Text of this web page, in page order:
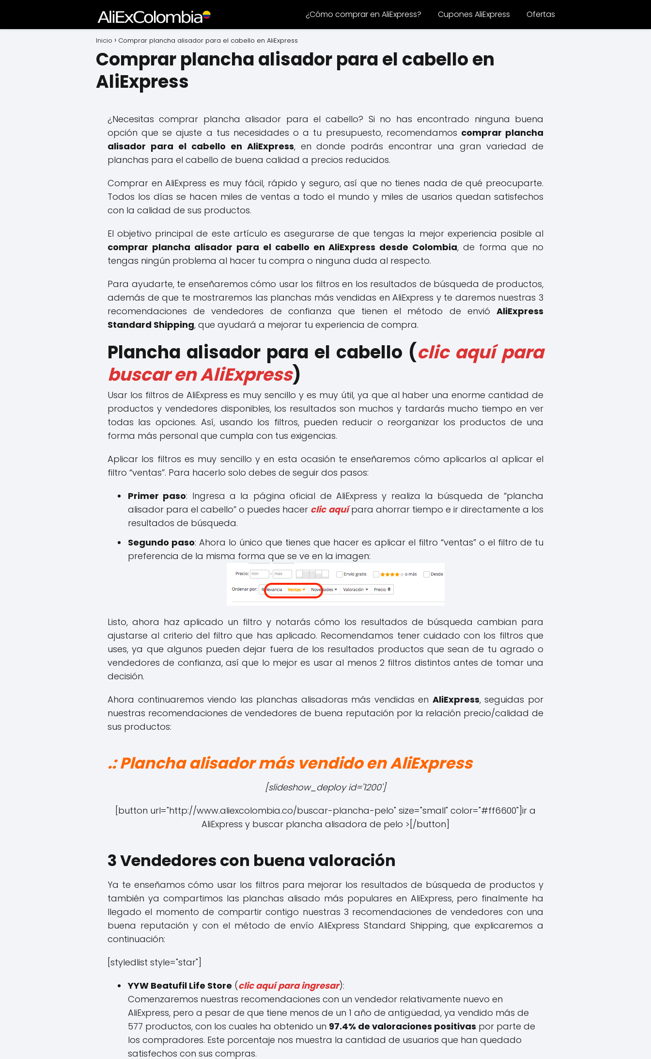
¿Cómo comprar en AliExpress? Cupones AliExpress Ofertas
Inicio Comprar plancha alisador para el cabello en AliExpress
Comprar plancha alisador para el cabello en
AliExpress
¿Necesitas comprar plancha alisador para el cabello? Si no has encontrado ninguna buena
opción que se ajuste a tus necesidades o a tu presupuesto, recomendamos comprar plancha
alisador para el cabello en AliExpress, en donde podrás encontrar una gran variedad de
planchas para el cabello de buena calidad a precios reducidos.
Comprar en AliExpress es muy fácil, rápido y seguro, así que no tienes nada de qué preocuparte.
Todos los días se hacen miles de ventas a todo el mundo y miles de usarios quedan satisfechos
con la calidad de sus productos.
El objetivo principal de este artículo es asegurarse de que tengas la mejor experiencia posible al
comprar plancha alisador para el cabello en AliExpress desde Colombia, de forma que no
tengas ningún problema al hacer tu compra o ninguna duda al respecto.
Para ayudarte, te enseñaremos cómo usar los filtros en los resultados de búsqueda de productos,
además de que te mostraremos las planchas más vendidas en AliExpress y te daremos nuestras 3
recomendaciones de vendedores de confianza que tienen el método de envió AliExpress
Standard Shipping, que ayudará a mejorar tu experiencia de compra.
Plancha alisador para el cabello (clic aquí para
buscar en AliExpress)
Usar los filtros de AliExpress es muy sencillo y es muy útil, ya que al haber una enorme cantidad de
productos y vendedores disponibles, los resultados son muchos y tardarás mucho tiempo en ver
todas las opciones. Así, usando los filtros, pueden reducir o reorganizar los productos de una
forma más personal que cumpla con tus exigencias.
Aplicar los filtros es muy sencillo y en esta ocasión te enseñaremos cómo aplicarlos al aplicar el
filtro “ventas”. Para hacerlo solo debes de seguir dos pasos:
Primer paso: Ingresa a la página oficial de AliExpress y realiza la búsqueda de “plancha
alisador para el cabello” o puedes hacer clic aquí para ahorrar tiempo e ir directamente a los
resultados de búsqueda.
Segundo paso: Ahora lo único que tienes que hacer es aplicar el filtro “ventas” o el filtro de tu
preferencia de la misma forma que se ve en la imagen:
Listo, ahora haz aplicado un filtro y notarás cómo los resultados de búsqueda cambian para
ajustarse al criterio del filtro que has aplicado. Recomendamos tener cuidado con los filtros que
uses, ya que algunos pueden dejar fuera de los resultados productos que sean de tu agrado o
vendedores de confianza, así que lo mejor es usar al menos 2 filtros distintos antes de tomar una
decisión.
Ahora continuaremos viendo las planchas alisadoras más vendidas en AliExpress, seguidas por
nuestras recomendaciones de vendedores de buena reputación por la relación precio/calidad de
sus productos:
.: Plancha alisador más vendido en AliExpress
[slideshow_deploy id='1200']
[button url="http://www.aliexcolombia.co/buscar-plancha-pelo" size="small" color="#ff6600"]ir a
AliExpress y buscar plancha alisadora de pelo >[/button]
3 Vendedores con buena valoración
Ya te enseñamos cómo usar los filtros para mejorar los resultados de búsqueda de productos y
también ya compartimos las planchas alisado más populares en AliExpress, pero finalmente ha
llegado el momento de compartir contigo nuestras 3 recomendaciones de vendedores con una
buena reputación y con el método de envío AliExpress Standard Shipping, que explicaremos a
continuación:
[styledlist style="star"]
YYW Beatufil Life Store (clic aquí para ingresar):
Comenzaremos nuestras recomendaciones con un vendedor relativamente nuevo en
AliExpress, pero a pesar de que tiene menos de un 1 año de antigüedad, ya vendido más de
577 productos, con los cuales ha obtenido un 97.4% de valoraciones positivas por parte de
los compradores. Este porcentaje nos muestra la cantidad de usuarios que han quedado
satisfechos con sus compras.